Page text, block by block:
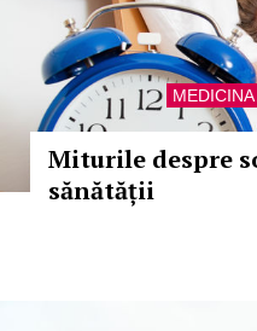
Miturile despre
sănătății